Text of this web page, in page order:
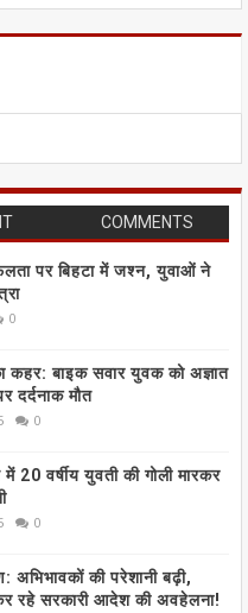
COMMENTS
पर बिहटा में जश्न, युवाओं ने
0
कहर: बाइक सवार युवक को अज्ञात
दर्दनाक मौत
0
में 20 वर्षीय युवती की गोली मारकर
0
अभिभावकों की परेशानी बढ़ी,
रहे सरकारी आदेश की अवहेलना!